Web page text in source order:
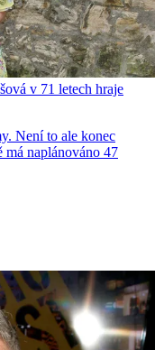
v 71 letech hraje
Není to ale konec
má naplánováno 47